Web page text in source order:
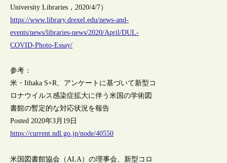
University Libraries，2020/4/7）
https://www.library.drexel.edu/news-and-
events/news/libraries-news/2020/April/DUL-
COVID-Photo-Essay/
参考：
米・Ithaka S+R、アンケートに基づいて新型コ
ロナウイルス感染症拡大に伴う米国の学術図
書館の暫定的な対応状況を報告
Posted 2020年3月19日
https://current.ndl.go.jp/node/40550
米国図書館協会（ALA）の理事会、新型コロ